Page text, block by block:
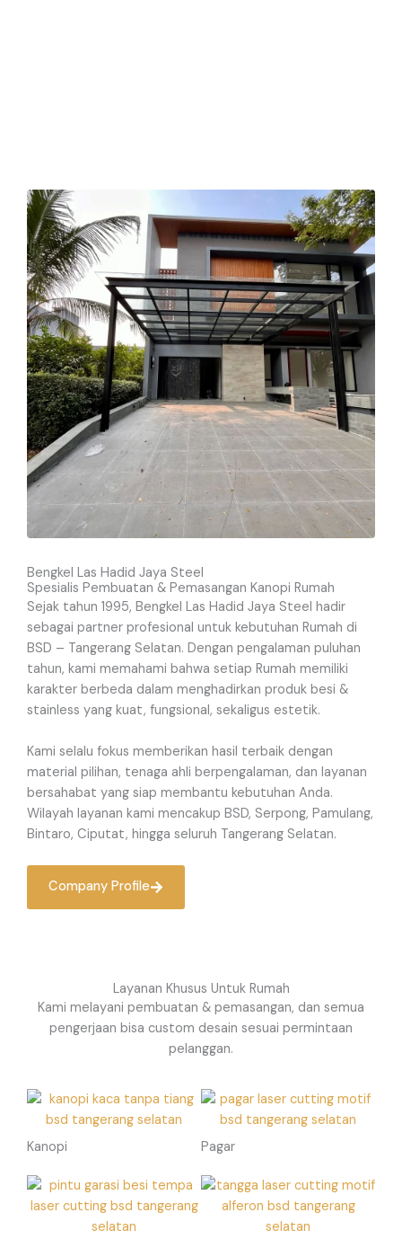
Bengkel Las Hadid Jaya Steel
Spesialis Pembuatan & Pemasangan Kanopi Rumah
Sejak tahun 1995, Bengkel Las Hadid Jaya Steel hadir
sebagai partner profesional untuk kebutuhan Rumah di
BSD – Tangerang Selatan. Dengan pengalaman puluhan
tahun, kami memahami bahwa setiap Rumah memiliki
karakter berbeda dalam menghadirkan produk besi &
stainless yang kuat, fungsional, sekaligus estetik.
Kami selalu fokus memberikan hasil terbaik dengan
material pilihan, tenaga ahli berpengalaman, dan layanan
bersahabat yang siap membantu kebutuhan Anda.
Wilayah layanan kami mencakup BSD, Serpong, Pamulang,
Bintaro, Ciputat, hingga seluruh Tangerang Selatan.
Company Profile
Layanan Khusus Untuk Rumah
Kami melayani pembuatan & pemasangan, dan semua
pengerjaan bisa custom desain sesuai permintaan
pelanggan.
Kanopi Pagar